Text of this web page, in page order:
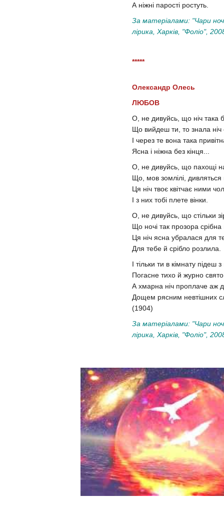
А ніжні парості ростуть.
За матеріалами: "Чари
лірика, Харків, "Фоліо",
*****
Олександр Олесь
ЛЮБОВ
О, не дивуйсь, що ніч така
Що вийдеш ти, то знала
І через те вона така
Ясна і ніжна без кінця...
О, не дивуйсь, що пахощі
Що, мов зомлілі, дивляться
Ця ніч твоє квітчає ними
І з них тобі плете вінки.
О, не дивуйсь, що стільки
Що ночі так прозора
Ця ніч ясна убралася для
Для тебе й срібло розлила.
І тільки ти в кімнату підеш з
Погасне тихо й журно свято
А хмарна ніч проплаче аж
Дощем рясним невтішних
(1904)
За матеріалами: "Чари
лірика, Харків, "Фоліо",